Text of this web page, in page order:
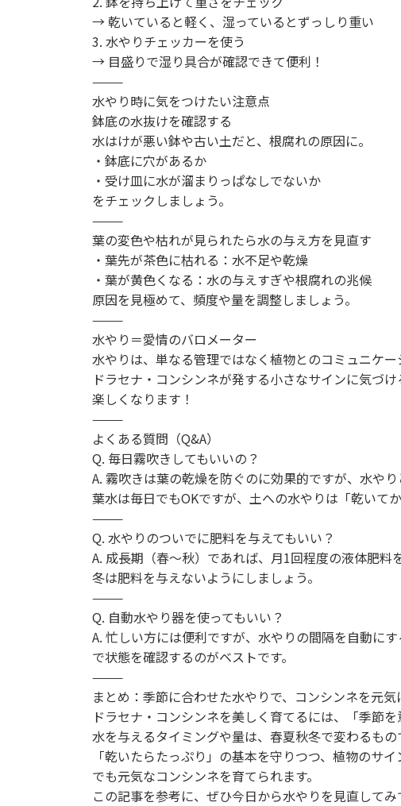
→ 乾いていると軽く、湿っているとずっしり重い
3. 水やりチェッカーを使う
→ 目盛りで湿り具合が確認できて便利！
⸻
水やり時に気をつけたい注意点
鉢底の水抜けを確認する
水はけが悪い鉢や古い土だと、根腐れの原因に。
・鉢底に穴があるか
・受け皿に水が溜まりっぱなしでないか
をチェックしましょう。
⸻
葉の変色や枯れが見られたら水の与え方を見直す
・葉先が茶色に枯れる：水不足や乾燥
・葉が黄色くなる：水の与えすぎや根腐れの兆候
原因を見極めて、頻度や量を調整しましょう。
⸻
水やり＝愛情のバロメーター
水やりは、単なる管理ではなく植物とのコミュニケー
ドラセナ・コンシンネが発する小さなサインに気づ
楽しくなります！
⸻
よくある質問（Q&A）
Q. 毎日霧吹きしてもいいの？
A. 霧吹きは葉の乾燥を防ぐのに効果的ですが、水やり
葉水は毎日でもOKですが、土への水やりは「乾いてか
⸻
Q. 水やりのついでに肥料を与えてもいい？
A. 成長期（春〜秋）であれば、月1回程度の液体肥料
冬は肥料を与えないようにしましょう。
⸻
Q. 自動水やり器を使ってもいい？
A. 忙しい方には便利ですが、水やりの間隔を自動に
で状態を確認するのがベストです。
⸻
まとめ：季節に合わせた水やりで、コンシンネを元気
ドラセナ・コンシンネを美しく育てるには、「季節を
水を与えるタイミングや量は、春夏秋冬で変わるもの
「乾いたらたっぷり」の基本を守りつつ、植物のサ
でも元気なコンシンネを育てられます。
この記事を参考に、ぜひ今日から水やりを見直してみ